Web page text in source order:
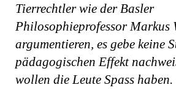
Tierrechtler wie der Basler
Philosophieprofessor Markus
argumentieren, es gebe keine
pädagogischen Effekt
wollen die Leute Spass haben.